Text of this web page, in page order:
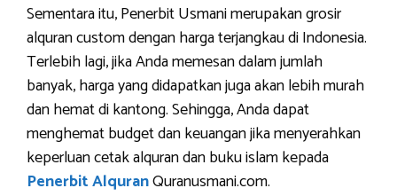
Sementara itu, Penerbit Usmani merupakan grosir
alquran custom dengan harga terjangkau di Indonesia.
Terlebih lagi, jika Anda memesan dalam jumlah
banyak, harga yang didapatkan juga akan lebih murah
dan hemat di kantong. Sehingga, Anda dapat
menghemat budget dan keuangan jika menyerahkan
keperluan cetak alquran dan buku islam kepada
Penerbit AlquranQuranusmani.com.